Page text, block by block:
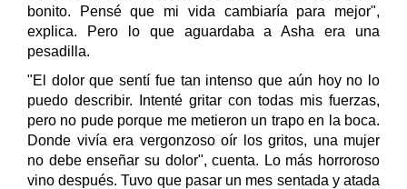
bonito. Pensé que mi vida cambiaría para mejor",
explica. Pero lo que aguardaba a Asha era una
pesadilla.
"El dolor que sentí fue tan intenso que aún hoy no lo
puedo describir. Intenté gritar con todas mis fuerzas,
pero no pude porque me metieron un trapo en la boca.
Donde vivía era vergonzoso oír los gritos, una mujer
no debe enseñar su dolor", cuenta. Lo más horroroso
vino después. Tuvo que pasar un mes sentada y atada